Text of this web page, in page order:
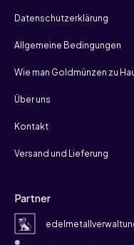
Datenschutzerklärung
Allgemeine Bedingungen
Wie man Goldmünzen zu
Über uns
Kontakt
Versand und Lieferung
Partner